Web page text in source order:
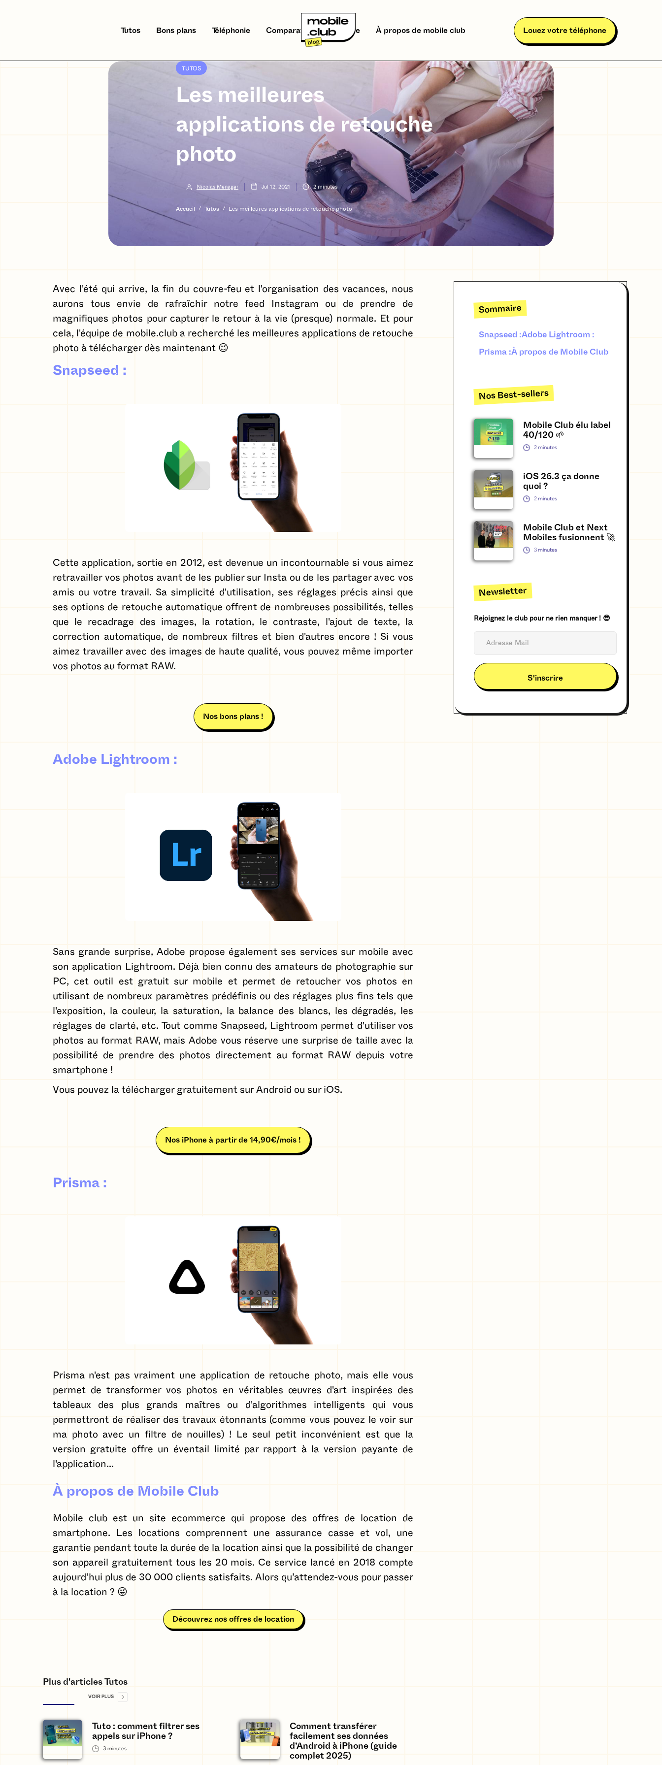
Tutos Bons plans Téléphonie Comparatifs Écologie À propos de mobile club Louez votre téléphone
TUTOS
Les meilleures
applications de retouche
photo
Nicolas Menager Jul 12, 2021 2 minutes
Accueil / Tutos / Les meilleures applications de retouche photo
Avec l'été qui arrive, la fin du couvre-feu et l'organisation des vacances, nous
aurons tous envie de rafraîchir notre feed Instagram ou de prendre de
magnifiques photos pour capturer le retour à la vie (presque) normale. Et pour
cela, l'équipe de mobile.club a recherché les meilleures applications de retouche
photo à télécharger dès maintenant 😉
Snapseed :
Cette application, sortie en 2012, est devenue un incontournable si vous aimez
retravailler vos photos avant de les publier sur Insta ou de les partager avec vos
amis ou votre travail. Sa simplicité d'utilisation, ses réglages précis ainsi que
ses options de retouche automatique offrent de nombreuses possibilités, telles
que le recadrage des images, la rotation, le contraste, l'ajout de texte, la
correction automatique, de nombreux filtres et bien d'autres encore ! Si vous
aimez travailler avec des images de haute qualité, vous pouvez même importer
vos photos au format RAW.
Nos bons plans !
Adobe Lightroom :
Sans grande surprise, Adobe propose également ses services sur mobile avec
son application Lightroom. Déjà bien connu des amateurs de photographie sur
PC, cet outil est gratuit sur mobile et permet de retoucher vos photos en
utilisant de nombreux paramètres prédéfinis ou des réglages plus fins tels que
l'exposition, la couleur, la saturation, la balance des blancs, les dégradés, les
réglages de clarté, etc. Tout comme Snapseed, Lightroom permet d'utiliser vos
photos au format RAW, mais Adobe vous réserve une surprise de taille avec la
possibilité de prendre des photos directement au format RAW depuis votre
smartphone !
Vous pouvez la télécharger gratuitement sur Android ou sur iOS.
Nos iPhone à partir de 14,90€/mois !
Prisma :
Prisma n'est pas vraiment une application de retouche photo, mais elle vous
permet de transformer vos photos en véritables œuvres d'art inspirées des
tableaux des plus grands maîtres ou d'algorithmes intelligents qui vous
permettront de réaliser des travaux étonnants (comme vous pouvez le voir sur
ma photo avec un filtre de nouilles) ! Le seul petit inconvénient est que la
version gratuite offre un éventail limité par rapport à la version payante de
l'application...
À propos de Mobile Club
Mobile club est un site ecommerce qui propose des offres de location de
smartphone. Les locations comprennent une assurance casse et vol, une
garantie pendant toute la durée de la location ainsi que la possibilité de changer
son appareil gratuitement tous les 20 mois. Ce service lancé en 2018 compte
aujourd’hui plus de 30 000 clients satisfaits. Alors qu’attendez-vous pour passer
à la location ? 😜
Découvrez nos offres de location
Plus d'articles Tutos
VOIR PLUS
Tuto : comment filtrer ses
appels sur iPhone ?
3 minutes
Comment transférer
facilement ses données
d’Android à iPhone (guide
complet 2025)
Sommaire
Snapseed :Adobe Lightroom :
Prisma :À propos de Mobile Club
Nos Best-sellers
Mobile Club élu label
40/120 🌱
2minutes
iOS 26.3 ça donne
quoi ?
2minutes
Mobile Club et Next
Mobiles fusionnent 🚀
3minutes
Newsletter
Rejoignez le club pour ne rien manquer ! 😎